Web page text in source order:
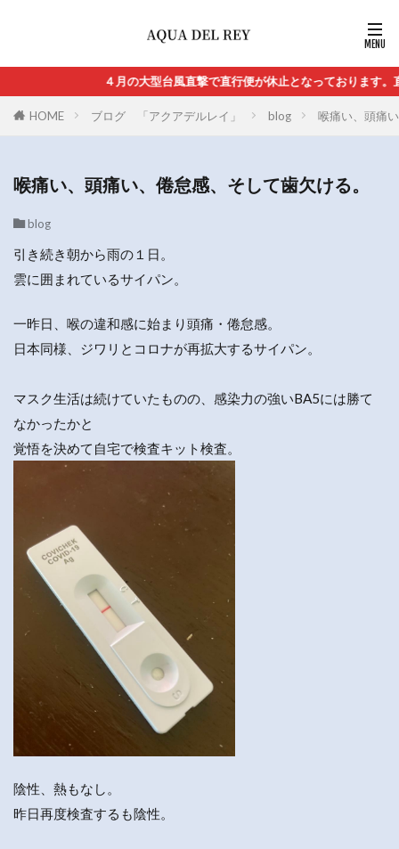
４月の大型台風直撃で直行便が休止となっております。
HOME ブログ 「アクアデルレイ」 blog 喉痛い、頭痛
喉痛い、頭痛い、倦怠感、そして歯欠ける。
blog
引き続き朝から雨の１日。
雲に囲まれているサイパン。
一昨日、喉の違和感に始まり頭痛・倦怠感。
日本同様、ジワリとコロナが再拡大するサイパン。
マスク生活は続けていたものの、感染力の強いBA5には勝て
なかったかと
覚悟を決めて自宅で検査キット検査。
陰性、熱もなし。
昨日再度検査するも陰性。